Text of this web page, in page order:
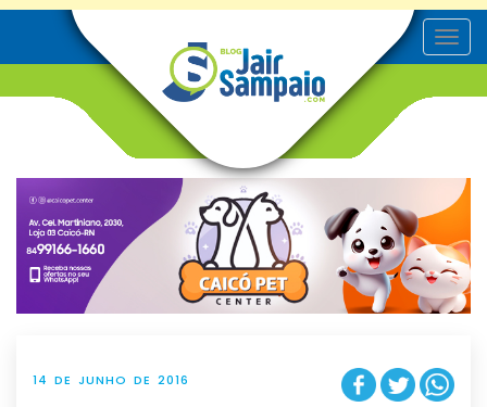
T
o
v
g
t
i
o
n
14 DE JUNHO DE 2016